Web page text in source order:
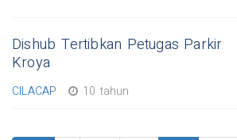
Dishub Tertibkan Petugas Parkir
Kroya
CILACAP 10 tahun